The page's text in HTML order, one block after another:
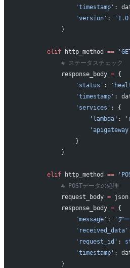
                'timestamp'
:
                'version'
:
            }
        elif
http_method ==
            # ステータスチェック
            response_body
= {
                'status'
:
                'timestamp'
:
                'services'
: {
                    'lambda'
:
                    'apigateway'
                }
            }
        elif
http_method ==
            # POSTデータの処理
            request_body
=
            response_body
= {
                'message'
: 'デ
                'received_data'
                'request_id'
:
                'timestamp'
:
            }